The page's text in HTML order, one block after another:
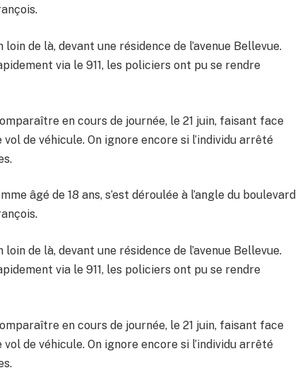
de là, devant une résidence de l’avenue Bellevue.
via le 911, les policiers ont pu se rendre
en cours de journée, le 21 juin, faisant face
de véhicule. On ignore encore si l’individu arrêté
âgé de 18 ans, s’est déroulée à l’angle du boulevard
de là, devant une résidence de l’avenue Bellevue.
via le 911, les policiers ont pu se rendre
en cours de journée, le 21 juin, faisant face
de véhicule. On ignore encore si l’individu arrêté